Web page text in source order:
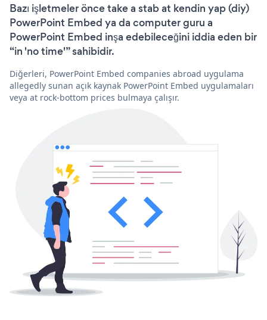
Bazı işletmeler önce take a stab at kendin yap (diy)
PowerPoint Embed ya da computer guru a
PowerPoint Embed inşa edebileceğini iddia eden bir
“in 'no time'” sahibidir.
Diğerleri, PowerPoint Embed companies abroad uygulama
allegedly sunan açık kaynak PowerPoint Embed uygulamaları
veya at rock-bottom prices bulmaya çalışır.